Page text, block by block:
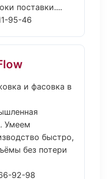
поставки....
95-46
и фасовка в
Умеем
быстро,
без потери
92-98